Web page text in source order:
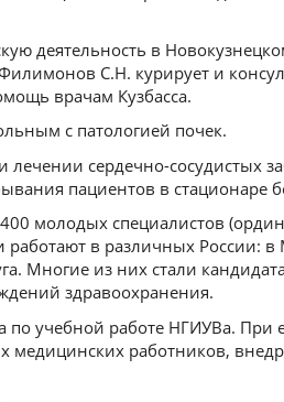
деятельность в
С.Н. курирует и
врачам Кузбасса.
с патологией почек.
сердечно-сосудистых
пациентов в стационаре
молодых специалистов
в различных России: в
Многие из них стали
здравоохранения.
учебной работе НГИУВа. При
медицинских работников,